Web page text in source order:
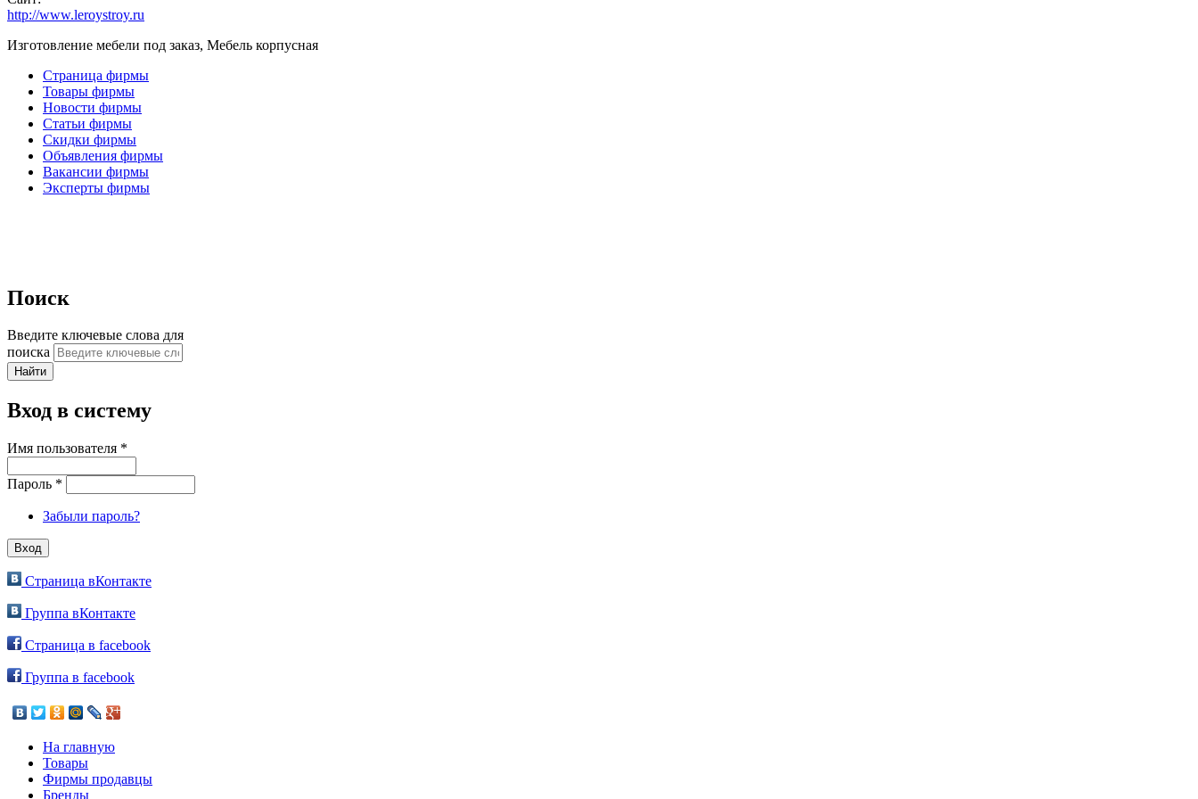
http://www.leroystroy.ru
Изготовление мебели под заказ, Мебель корпусная
Страница фирмы
Товары фирмы
Новости фирмы
Статьи фирмы
Скидки фирмы
Объявления фирмы
Вакансии фирмы
Эксперты фирмы
Поиск
Введите ключевые слова для
поиска
Вход в систему
Имя пользователя *
Пароль *
Забыли пароль?
Страница вКонтакте
Группа вКонтакте
Страница в facebook
Группа в facebook
На главную
Товары
Фирмы продавцы
Бренды